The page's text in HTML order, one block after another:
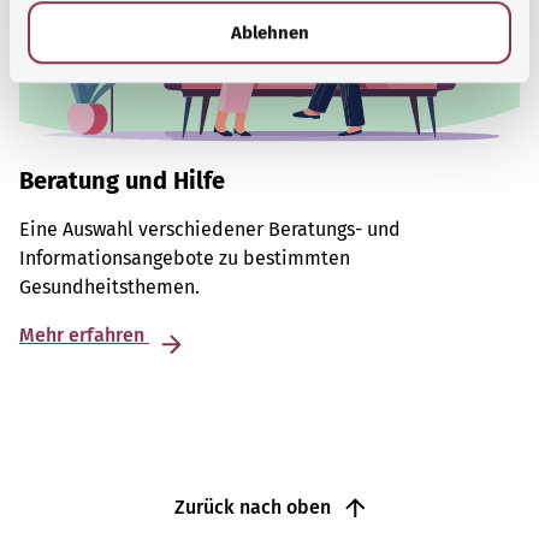
Ablehnen
Beratung und Hilfe
Eine Auswahl verschiedener Beratungs- und
Informationsangebote zu bestimmten
Gesundheitsthemen.
Mehr erfahren
Zurück nach oben